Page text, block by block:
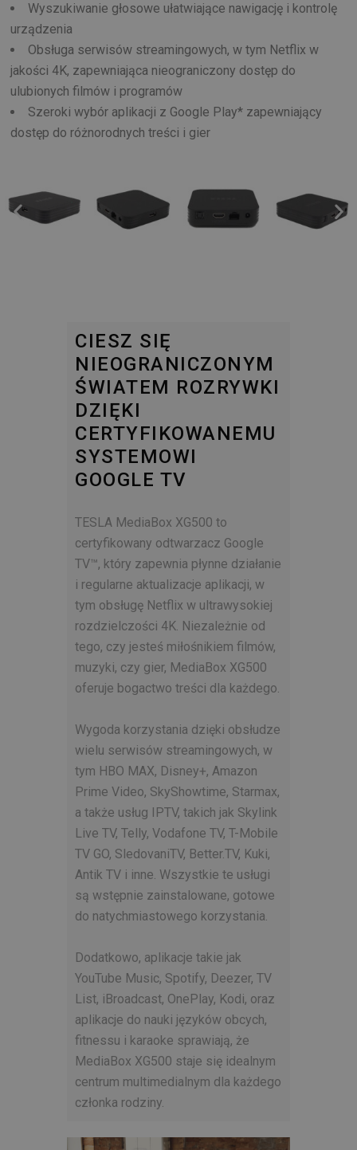
Wyszukiwanie głosowe ułatwiające nawigację i kontrolę
urządzenia
Obsługa serwisów streamingowych, w tym Netflix w
jakości 4K, zapewniająca nieograniczony dostęp do
ulubionych filmów i programów
Szeroki wybór aplikacji z Google Play* zapewniający
dostęp do różnorodnych treści i gier
CIESZ SIĘ
NIEOGRANICZONYM
ŚWIATEM ROZRYWKI
DZIĘKI
CERTYFIKOWANEMU
SYSTEMOWI
GOOGLE TV
TESLA MediaBox XG500 to
certyfikowany odtwarzacz Google
TV™, który zapewnia płynne działanie
i regularne aktualizacje aplikacji, w
tym obsługę Netflix w ultrawysokiej
rozdzielczości 4K. Niezależnie od
tego, czy jesteś miłośnikiem filmów,
muzyki, czy gier, MediaBox XG500
oferuje bogactwo treści dla każdego.
Wygoda korzystania dzięki obsłudze
wielu serwisów streamingowych, w
tym HBO MAX, Disney+, Amazon
Prime Video, SkyShowtime, Starmax,
a także usług IPTV, takich jak Skylink
Live TV, Telly, Vodafone TV, T-Mobile
TV GO, SledovaniTV, Better.TV, Kuki,
Antik TV i inne. Wszystkie te usługi
są wstępnie zainstalowane, gotowe
do natychmiastowego korzystania.
Dodatkowo, aplikacje takie jak
YouTube Music, Spotify, Deezer, TV
List, iBroadcast, OnePlay, Kodi, oraz
aplikacje do nauki języków obcych,
fitnessu i karaoke sprawiają, że
MediaBox XG500 staje się idealnym
centrum multimedialnym dla każdego
członka rodziny.